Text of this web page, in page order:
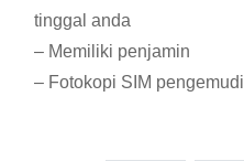
tinggal anda
– Memiliki penjamin
– Fotokopi SIM pengemudi